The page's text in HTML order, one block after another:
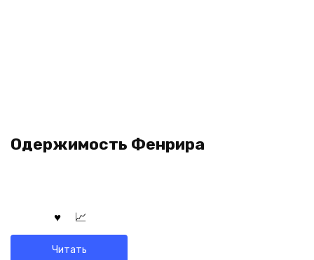
Одержимость Фенрира
Читать